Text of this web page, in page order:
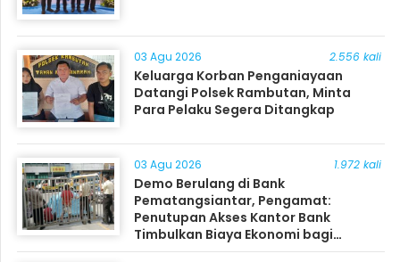
03 Agu 2026 2.556 kali
Keluarga Korban Penganiayaan
Datangi Polsek Rambutan, Minta
Para Pelaku Segera Ditangkap
03 Agu 2026 1.972 kali
Demo Berulang di Bank
Pematangsiantar, Pengamat:
Penutupan Akses Kantor Bank
Timbulkan Biaya Ekonomi bagi
Masyarakat